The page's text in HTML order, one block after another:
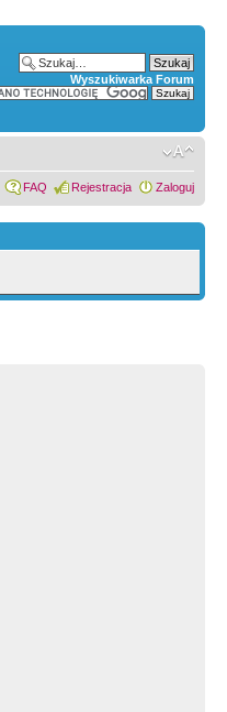
Wyszukiwarka Forum
FAQ Rejestracja Zaloguj